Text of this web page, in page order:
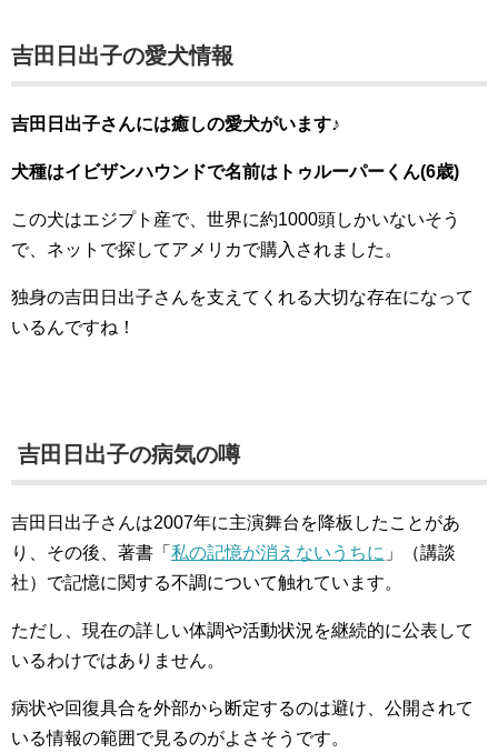
吉田日出子の愛犬情報
吉田日出子さんには癒しの愛犬がいます♪
犬種はイビザンハウンドで名前はトゥルーパーくん(6歳)
この犬はエジプト産で、世界に約1000頭しかいないそう
で、ネットで探してアメリカで購入されました。
独身の吉田日出子さんを支えてくれる大切な存在になって
いるんですね！
吉田日出子の病気の噂
吉田日出子さんは2007年に主演舞台を降板したことがあ
り、その後、著書「 私の記憶が消えないうちに 」（講談
社）で記憶に関する不調について触れています。
ただし、現在の詳しい体調や活動状況を継続的に公表して
いるわけではありません。
病状や回復具合を外部から断定するのは避け、公開されて
いる情報の範囲で見るのがよさそうです。